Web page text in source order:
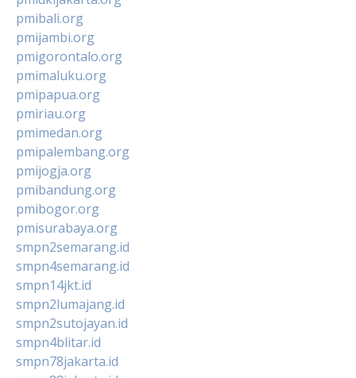
pmibali.org
pmijambi.org
pmigorontalo.org
pmimaluku.org
pmipapua.org
pmiriau.org
pmimedan.org
pmipalembang.org
pmijogja.org
pmibandung.org
pmibogor.org
pmisurabaya.org
smpn2semarang.id
smpn4semarang.id
smpn14jkt.id
smpn2lumajang.id
smpn2sutojayan.id
smpn4blitar.id
smpn78jakarta.id